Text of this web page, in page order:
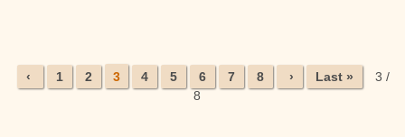
‹ 1 2 3 4 5 6 7 8 › Last »
3 /
8